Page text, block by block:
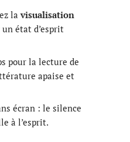
lavisualisation
état d’esprit
pour la lecture de
apaise et
écran : le silence
à l’esprit.